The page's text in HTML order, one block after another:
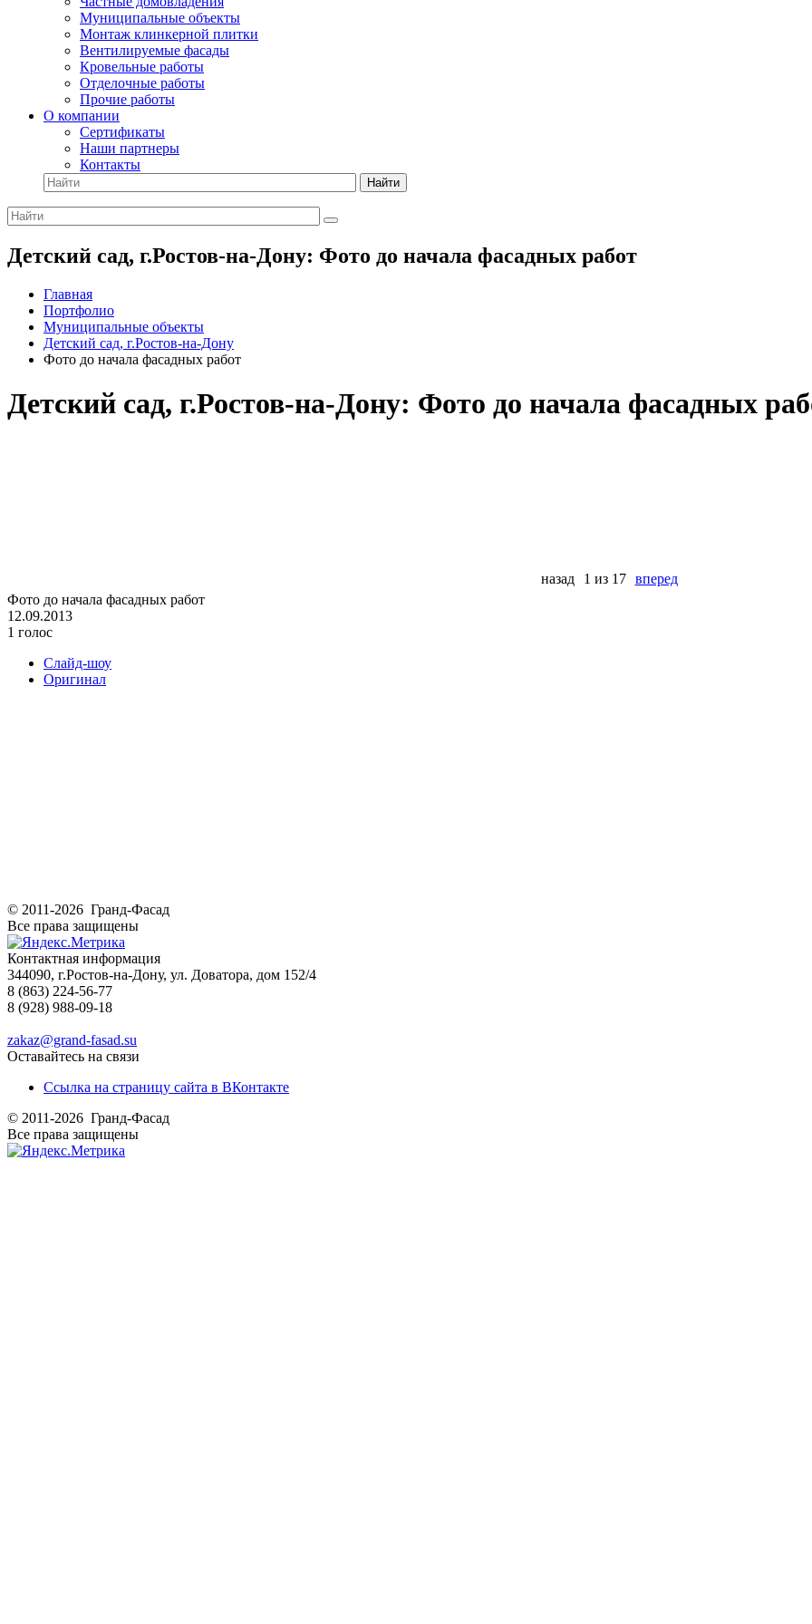
Муниципальные объекты
Монтаж клинкерной плитки
Вентилируемые фасады
Кровельные работы
Отделочные работы
Прочие работы
О компании
Сертификаты
Наши партнеры
Контакты
Найти
Детский сад, г.Ростов-на-Дону: Фото до начала фасадных работ
Главная
Портфолио
Муниципальные объекты
Детский сад, г.Ростов-на-Дону
Фото до начала фасадных работ
Детский сад, г.Ростов-на-Дону: Фото до начала фасадных
назад 1 из 17
вперед
Фото до начала фасадных работ
12.09.2013
1 голос
Слайд-шоу
Оригинал
© 2011-2026 Гранд-Фасад
Все права защищены
Контактная информация
344090, г.Ростов-на-Дону, ул. Доватора, дом 152/4
8 (863) 224-56-77
8 (928) 988-09-18
zakaz@grand-fasad.su
Оставайтесь на связи
Ссылка на страницу сайта в ВКонтакте
© 2011-2026 Гранд-Фасад
Все права защищены